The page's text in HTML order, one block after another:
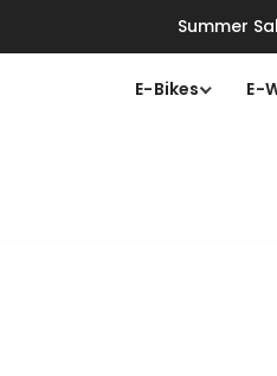
Summer
E-Bikes E-